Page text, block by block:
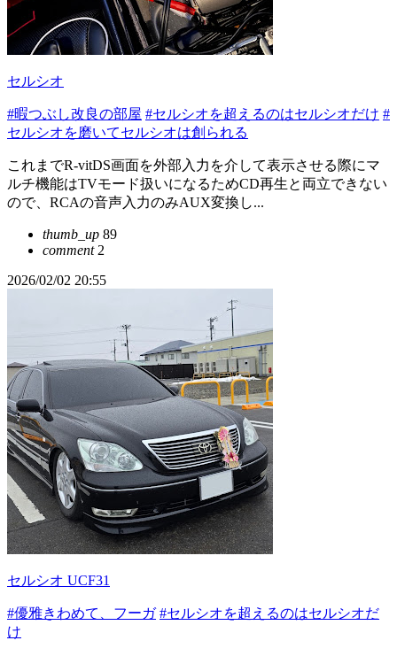
セルシオ
#暇つぶし改良の部屋 #セルシオを超えるのはセルシオだけ #
セルシオを磨いてセルシオは創られる
これまでR-vitDS画面を外部入力を介して表示させる際にマ
ルチ機能はTVモード扱いになるためCD再生と両立できない
ので、RCAの音声入力のみAUX変換し...
thumb_up 89
comment2
2026/02/02 20:55
セルシオ UCF31
#優雅きわめて、フーガ #セルシオを超えるのはセルシオだ
け